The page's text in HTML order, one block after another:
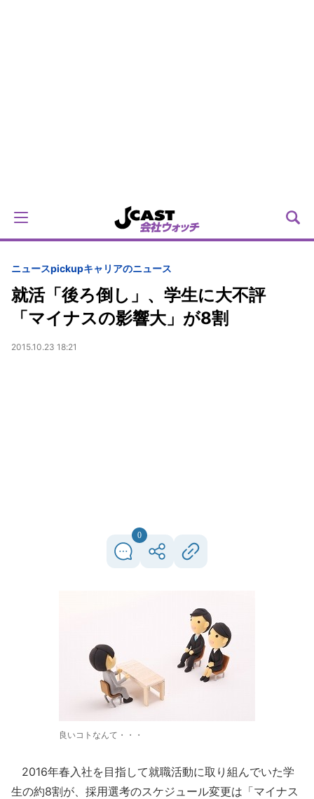
ニュースpickupキャリアのニュース
就活「後ろ倒し」、学生に大不評
「マイナスの影響大」が8割
2015.10.23 18:21
0
良いコトなんて・・・
2016年春入社を目指して就職活動に取り組んでいた学
生の約8割が、採用選考のスケジュール変更は「マイナス